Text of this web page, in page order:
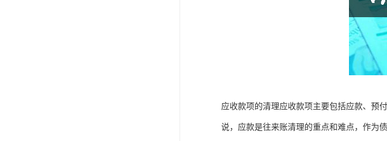
应收款项的清理应收款项主要包括应款、预
说，应款是往来账清理的重点和难点，作为